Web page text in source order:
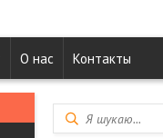
О нас Контакты